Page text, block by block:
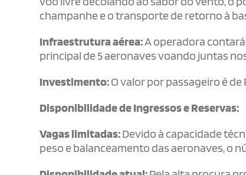
champanhe e o transporte de retorno à
Infraestrutura aérea:A operadora
principal de 5 aeronaves voando juntas
Investimento:O valor por passageiro é de
Disponibilidade de Ingressos e Reservas:
Vagas limitadas:Devido à capacidade
peso e balanceamento das aeronaves, o